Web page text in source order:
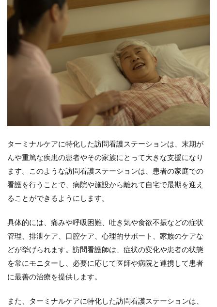
4.5
ブラン
ド価値
ス
ー
シ
ン
が
門
野
に
特
化
す
る
こ
デ
ターミナルケアに特化した訪問看護ステーションは、末期が
んや重篤な疾患の患者やその家族にとって大きな支援になり
ます。このような訪問看護ステーションは、患者の家庭での
看護を行うことで、病院や施設から離れて自宅で最期を迎え
ることができるようにします。
具体的には、痛みや呼吸困難、吐き気や食欲不振などの症状
管理、排泄ケア、口腔ケア、心理的サポート、家族のケアな
どが挙げられます。訪問看護師は、症状の変化や患者の状態
を常にモニターし、必要に応じて医師や病院と連携して患者
に最善の治療を提供します。
また、ターミナルケアに特化した訪問看護ステーションは、